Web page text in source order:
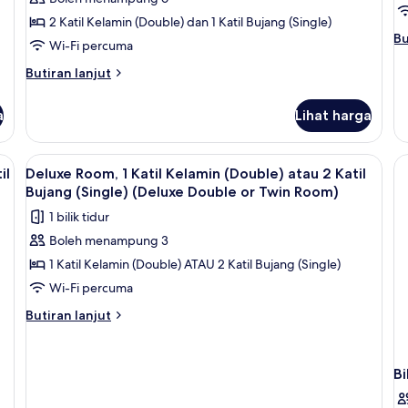
3
Bedrooms,
Pool
View
2 Katil Kelamin (Double) dan 1 Katil Bujang (Single)
Wi-Fi percuma
Butiran lanjut
Butiran
Room,
Bedrooms,
Pool
View
Lihat harga
seterika/papan seterika
Lihat
semua
foto
untuk
Deluxe
Room,
1
Katil
Bar mini, peti besi dalam bilik, meja,
5
Deluxe Room, 1 Katil Kelamin (Double) atau 2 Katil
Bujang (Single) (Deluxe Double or Twin Room)
1 bilik tidur
Boleh menampung 3
1 Katil Kelamin (Double) ATAU 2 Katil Bujang (Single)
Wi-Fi percuma
Butiran lanjut
Butiran